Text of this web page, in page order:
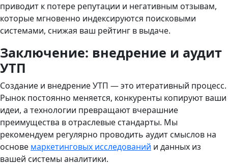
приводит к потере репутации и негативным отзывам,
которые мгновенно индексируются поисковыми
системами, снижая ваш рейтинг в выдаче.
Заключение: внедрение и аудит
УТП
Создание и внедрение УТП — это итеративный процесс.
Рынок постоянно меняется, конкуренты копируют ваши
идеи, а технологии превращают вчерашние
преимущества в отраслевые стандарты. Мы
рекомендуем регулярно проводить аудит смыслов на
основе маркетинговых исследований и данных из
вашей системы аналитики.